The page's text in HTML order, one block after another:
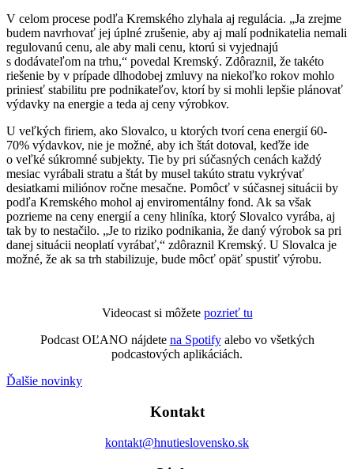
V celom procese podľa Kremského zlyhala aj regulácia. „Ja zrejme
budem navrhovať jej úplné zrušenie, aby aj malí podnikatelia nemali
regulovanú cenu, ale aby mali cenu, ktorú si vyjednajú
s dodávateľom na trhu,“ povedal Kremský. Zdôraznil, že takéto
riešenie by v prípade dlhodobej zmluvy na niekoľko rokov mohlo
priniesť stabilitu pre podnikateľov, ktorí by si mohli lepšie plánovať
výdavky na energie a teda aj ceny výrobkov.
U veľkých firiem, ako Slovalco, u ktorých tvorí cena energií 60-
70% výdavkov, nie je možné, aby ich štát dotoval, keďže ide
o veľké súkromné subjekty. Tie by pri súčasných cenách každý
mesiac vyrábali stratu a štát by musel takúto stratu vykrývať
desiatkami miliónov ročne mesačne. Pomôcť v súčasnej situácii by
podľa Kremského mohol aj enviromentálny fond. Ak sa však
pozrieme na ceny energií a ceny hliníka, ktorý Slovalco vyrába, aj
tak by to nestačilo. „Je to riziko podnikania, že daný výrobok sa pri
danej situácii neoplatí vyrábať,“ zdôraznil Kremský. U Slovalca je
možné, že ak sa trh stabilizuje, bude môcť opäť spustiť výrobu.
Videocast si môžete pozrieť tu
Podcast OĽANO nájdete na Spotifyalebo vo všetkých
podcastových aplikáciách.
Ďalšie novinky
Kontakt
kontakt@hnutieslovensko.sk